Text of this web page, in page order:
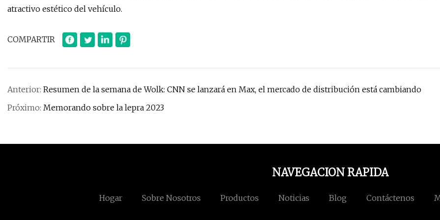
atractivo estético del vehículo.
COMPARTIR
Anterior: Resumen de la semana de Wolk: CNN se lanzará en Max, el mercado de distribución está cambiando
Próximo: Memorando sobre la lepra 2023
NAVEGACION RAPIDA
Hogar Sobre Nosotros Productos Noticias Blog Contáctenos